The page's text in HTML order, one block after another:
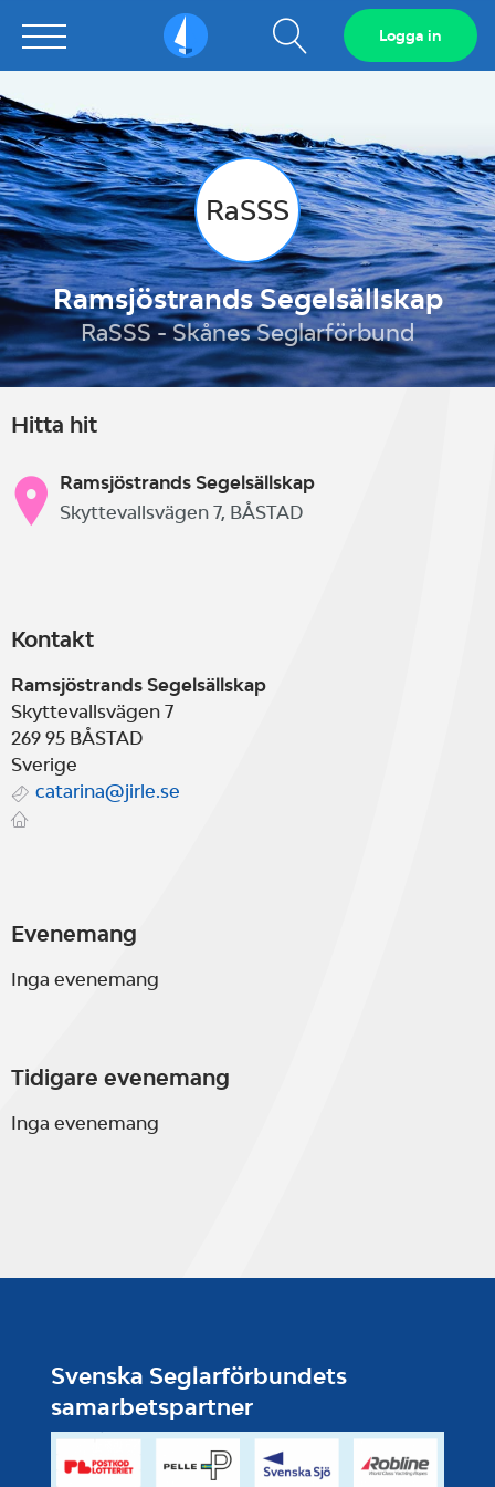
Sailarena Visa
sökfält
Logga in
RaSSS
Ramsjöstrands Segelsällskap
RaSSS - Skånes Seglarförbund
Hitta hit
Ramsjöstrands Segelsällskap
Skyttevallsvägen 7, BÅSTAD
Kontakt
Ramsjöstrands Segelsällskap
Skyttevallsvägen 7
269 95 BÅSTAD
Sverige
catarina@jirle.se
Evenemang
Inga evenemang
Tidigare evenemang
Inga evenemang
Svenska Seglarförbundets
samarbetspartner